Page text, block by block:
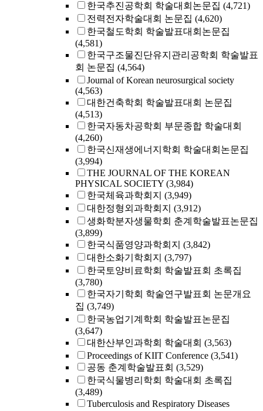
한국추진공학회 학술대회논문집 (4,721)
전력전자학술대회 논문집 (4,620)
한국철도학회 학술발표대회논문집
(4,581)
한국구조물진단유지관리공학회 학술발표
회 논문집 (4,564)
Journal of Korean neurosurgical society
(4,563)
대한건축학회 학술발표대회 논문집
(4,513)
한국자동차공학회 부문종합 학술대회
(4,260)
한국신재생에너지학회 학술대회논문집
(3,994)
THE JOURNAL OF THE KOREAN
PHYSICAL SOCIETY (3,984)
한국체육과학회지 (3,949)
대한정형외과학회지 (3,912)
생화학분자생물학회 춘계학술발표논문집
(3,899)
한국식품영양과학회지 (3,842)
대한소화기학회지 (3,797)
한국토양비료학회 학술발표회 초록집
(3,780)
한국자기학회 학술연구발표회 논문개요
집 (3,749)
한국농업기계학회 학술발표논문집
(3,647)
대한산부인과학회 학술대회 (3,563)
Proceedings of KIIT Conference (3,541)
공동 춘계학술발표회 (3,529)
한국식물병리학회 학술대회 초록집
(3,489)
Tuberculosis and Respiratory Diseases